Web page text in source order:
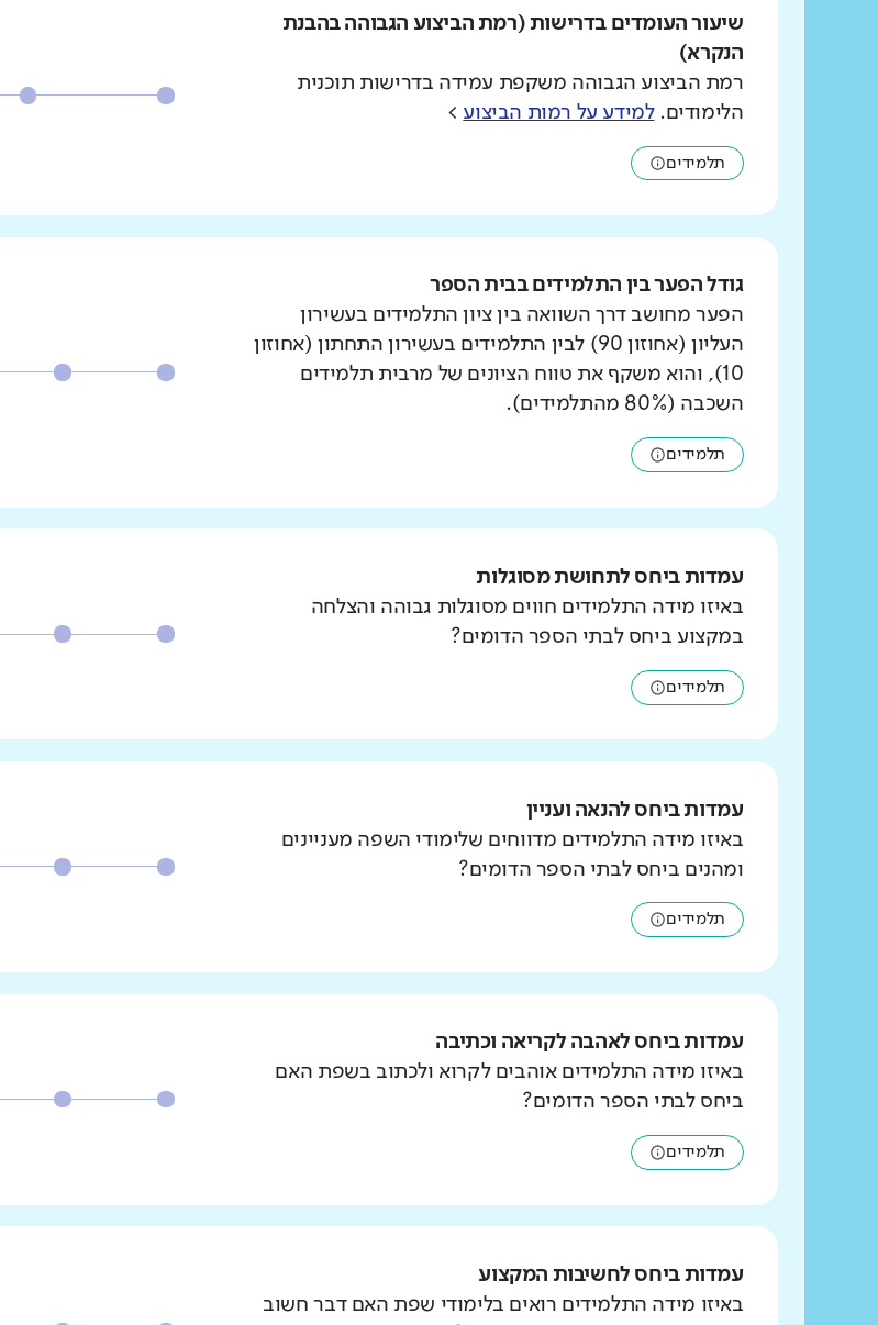
שיעור העומדים בדרישות (רמת הביצוע הגבוהה בהבנת
הנקרא)
רמת הביצוע הגבוהה משקפת עמידה בדרישות תוכנית
הלימודים.למידע על רמות הביצוע >
תלמידים
גודל הפער בין התלמידים בבית הספר
הפער מחושב דרך השוואה בין ציון התלמידים בעשירון
העליון (אחוזון 90) לבין התלמידים בעשירון התחתון (אחוזון
10), והוא משקף את טווח הציונים של מרבית תלמידים
השכבה (80% מהתלמידים).
תלמידים
עמדות ביחס לתחושת מסוגלות
באיזו מידה התלמידים חווים מסוגלות גבוהה והצלחה
במקצוע ביחס לבתי הספר הדומים?
תלמידים
עמדות ביחס להנאה ועניין
באיזו מידה התלמידים מדווחים שלימודי השפה מעניינים
ומהנים ביחס לבתי הספר הדומים?
תלמידים
עמדות ביחס לאהבה לקריאה וכתיבה
באיזו מידה התלמידים אוהבים לקרוא ולכתוב בשפת האם
ביחס לבתי הספר הדומים?
תלמידים
עמדות ביחס לחשיבות המקצוע
באיזו מידה התלמידים רואים בלימודי שפת האם דבר חשוב